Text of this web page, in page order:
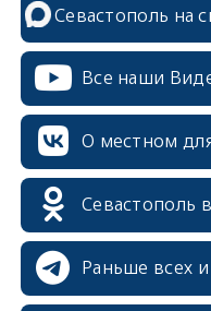
Севастополь на
Все наши
О местном
Севастополь
Раньше всех